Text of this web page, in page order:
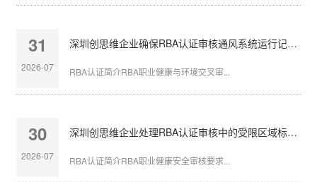
31
2026-07
深圳创思维企业确保RBA认证审核通风系统运行记录完整
RBA认证简介RBA职业健康与环境交叉审...
30
2026-07
深圳创思维企业处理RBA认证审核中的受限区域标识不清
RBA认证简介RBA职业健康安全审核要求...